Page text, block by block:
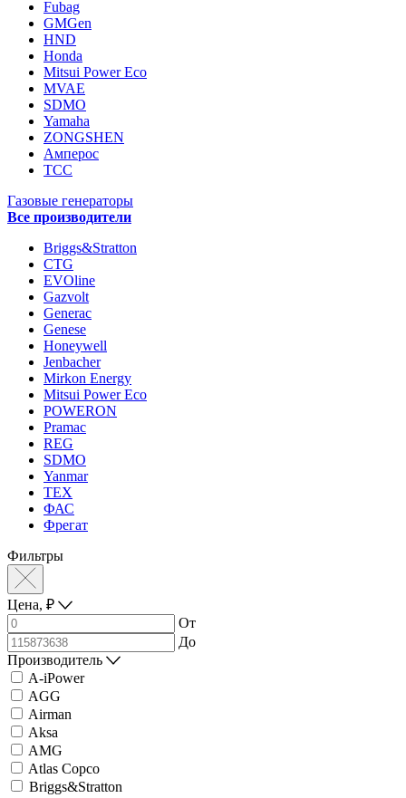
Fubag
GMGen
HND
Honda
Mitsui Power Eco
MVAE
SDMO
Yamaha
ZONGSHEN
Амперос
ТСС
Газовые генераторы
Все производители
Briggs&Stratton
CTG
EVOline
Gazvolt
Generac
Genese
Honeywell
Jenbacher
Mirkon Energy
Mitsui Power Eco
POWERON
Pramac
REG
SDMO
Yanmar
ТЕХ
ФАС
Фрегат
Фильтры
Цена, ₽
От
До
Производитель
A-iPower
AGG
Airman
Aksa
AMG
Atlas Copco
Briggs&Stratton